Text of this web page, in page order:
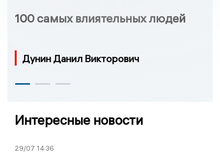
100 самых влиятельных людей
Дунин Данил Викторович
Интересные новости
29/07 14:36